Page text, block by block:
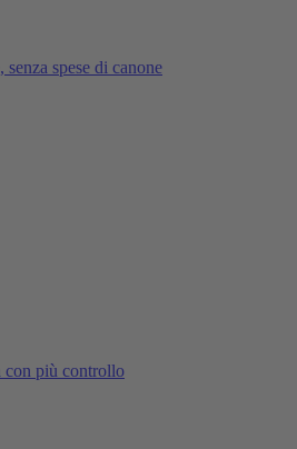
spese di canone
con più controllo